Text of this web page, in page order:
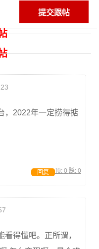
，2022年一定捞得掂
顶: 0 踩: 0
回复
得懂吧。正所谓，